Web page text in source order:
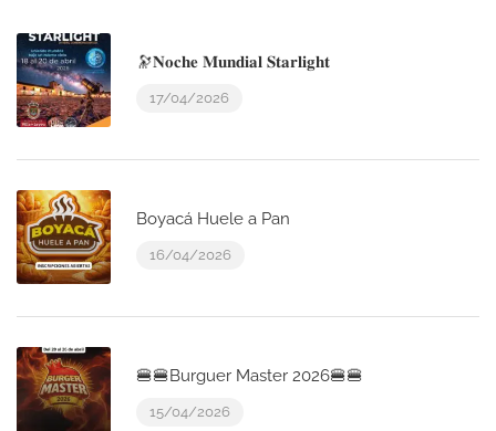
🔭𝐍𝐨𝐜𝐡𝐞 𝐌𝐮𝐧𝐝𝐢𝐚𝐥 𝐒𝐭𝐚𝐫𝐥𝐢𝐠𝐡𝐭
17/04/2026
Boyacá Huele a Pan
16/04/2026
🍔🍔Burguer Master 2026🍔🍔
15/04/2026